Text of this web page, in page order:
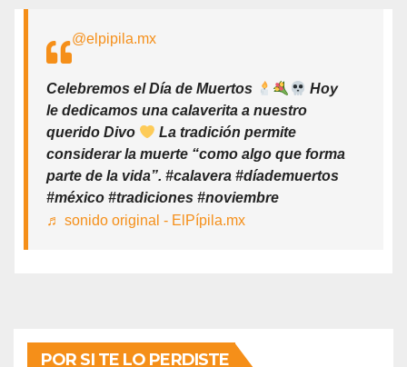
@elpipila.mx
Celebremos el Día de Muertos
Hoy
le dedicamos una calaverita a nuestro
querido Divo
La tradición permite
considerar la muerte “como algo que forma
parte de la vida”. #calavera #díademuertos
#méxico #tradiciones #noviembre
♬ sonido original - ElPípila.mx
POR SI TE LO PERDISTE